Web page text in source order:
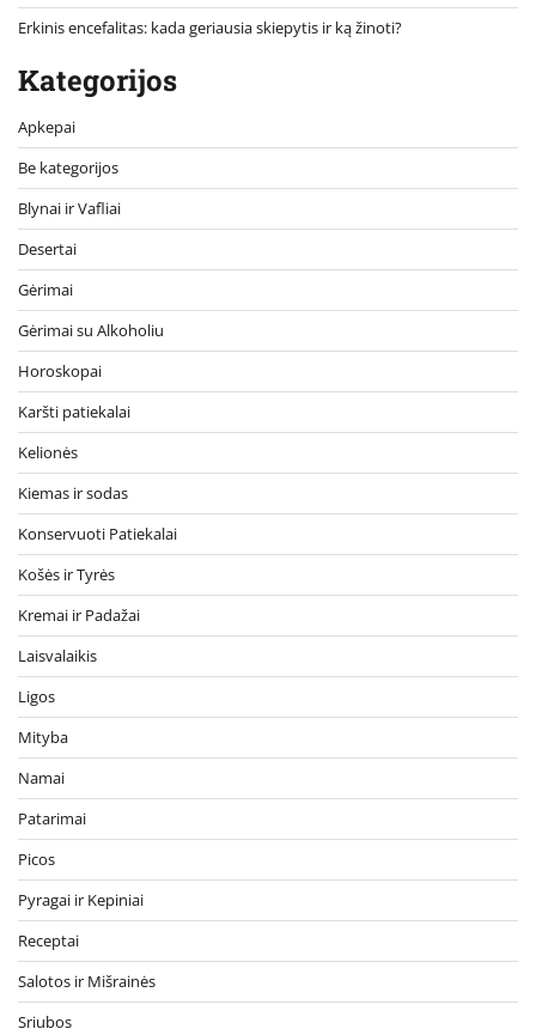
Erkinis encefalitas: kada geriausia skiepytis ir ką žinoti?
Kategorijos
Apkepai
Be kategorijos
Blynai ir Vafliai
Desertai
Gėrimai
Gėrimai su Alkoholiu
Horoskopai
Karšti patiekalai
Kelionės
Kiemas ir sodas
Konservuoti Patiekalai
Košės ir Tyrės
Kremai ir Padažai
Laisvalaikis
Ligos
Mityba
Namai
Patarimai
Picos
Pyragai ir Kepiniai
Receptai
Salotos ir Mišrainės
Sriubos